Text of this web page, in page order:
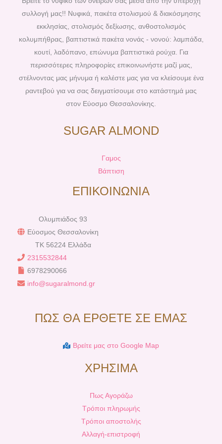
o
o
k
r
e
s
t
g
r
a
m
b
συλλογή μας!! Νυφικά, πακέτα στολισμού & διακόσμησης
εκκλησίας, στολισμός δεξίωσης, ανθοστολισμός
κολυμπήθρας, βαπτιστικά πακέτα νονάς - νονού: λαμπάδα,
κουτί, λαδόπανο, επώνυμα βαπτιστικά ρούχα. Για
περισσότερες πληροφορίες επικοινωνήστε μαζί μας,
στέλνοντας μας μήνυμα ή καλέστε μας για να κλείσουμε ένα
ραντεβού για να σας δειγματίσουμε στο κατάστημά μας
στον Εύοσμο Θεσσαλονίκης.
SUGAR ALMOND
Γαμος
Βάπτιση
ΕΠΙΚΟΙΝΩΝΙΑ
Ολυμπιάδος 93
Εύοσμος Θεσσαλονίκη
TK 56224 Ελλάδα
2315532844
6978290066
info@sugaralmond.gr
ΠΩΣ ΘΑ ΕΡΘΕΤΕ ΣΕ ΕΜΑΣ
Βρείτε μας στο Google Map
ΧΡΗΣΙΜΑ
Πως Αγοράζω
Τρόποι πληρωμής
Τρόποι αποστολής
Αλλαγή-επιστροφή